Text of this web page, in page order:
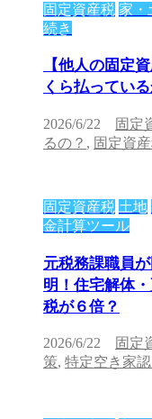
固定資産税 家・
続き
【他人の固定
くら払ってい
2026/6/22
固定
るの？ , 固定資
固定資産税 土地
金計算ツール
元税務課職員
明！住宅解体
税が６倍？
2026/6/22 固定
策, 特定空き家